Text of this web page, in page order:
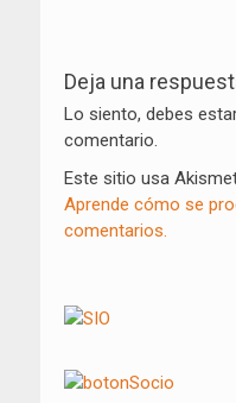
de
entradas
Deja una
Lo siento, debes
comentario.
Este sitio usa
Aprende cómo se
comentarios.